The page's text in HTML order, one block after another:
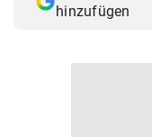
hinzufügen